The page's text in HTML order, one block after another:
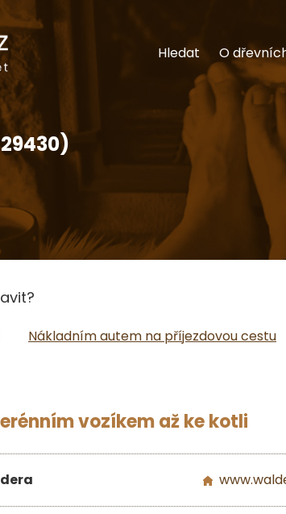
Hledat O
Nákladním autem na příjezdovou cestu
vozíkem až ke kotli